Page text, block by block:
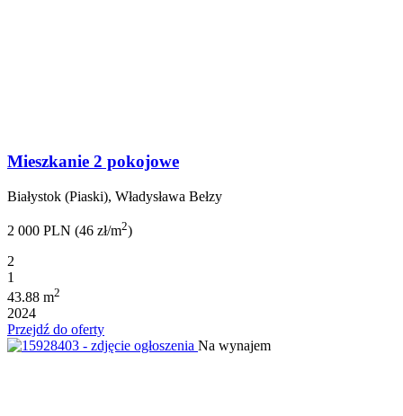
Mieszkanie 2 pokojowe
Białystok (Piaski), Władysława Bełzy
2 000 PLN (46 zł/m2)
2
1
43.88 m2
2024
Przejdź do oferty
Na wynajem